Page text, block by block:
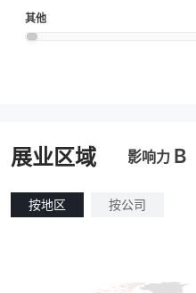
其他
展业区域 影响力 B
按地区 按公司